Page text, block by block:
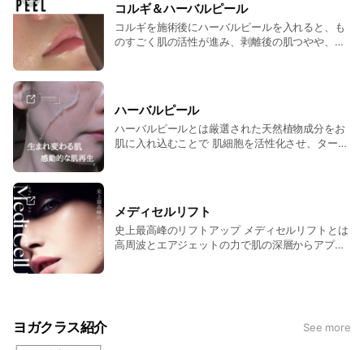
FUTURE
ー あなたが講師として教える立場になった時の心得も学べる
講師としてステップアップした際にどう対処すればいいのか不
安なこともお伝えします。
・どう伝えれば伝わる？
・レッスン内で間違ってたポーズを取っている生徒さん。どう
対処する？
・どこまで言ったら良いの？
・クラスの初めの挨拶、呼吸何をしゃべれば？
あなたが教える立場になった時に分からない事が沢山出てくる
と思います。
生徒さんとのコミュニケーションはクラスを持つ上で非常に大
切なスキルです。
そんなコミュニケーションを持つ上で大切なこともお教えしま
す。
“何より楽しい”
だから続く。
AERIAL YOGAは人を魅了することができるからこそ強い顧客
さまを得ることができる新しいヨガスタイルです。
Course Content
講座内容
MAJORのAERIAL YOGAカリキュラムは、実技と座学で行い、
質疑応答で受講生の方の疑問を解決していきながら進めていき
ます。
・エアリアルヨガの効果
・布を使ったポーズの実践指導
・ポーズ解説つきテキスト
コルギ＆ハーバルピール
コルギを施術後にハーバルピールを入れると、も
のすごく肌の活性が進み、剥離後の肌つやや、剥
ハーバルピール
ハーバルピールとは厳選された天然植物成分をお
肌に入れ込むことで 肌細胞を活性化させ、ターン
使いお肌深層部へと浸透させます。
メディセルリフト
史上最高峰のリフトアップ メディセルリフトとは
高周波とエアジェット​の力で肌の深層からアプロ
作られた お肌の悩みに合わせてつくるフリーズド
ヨガクラス紹介 See more